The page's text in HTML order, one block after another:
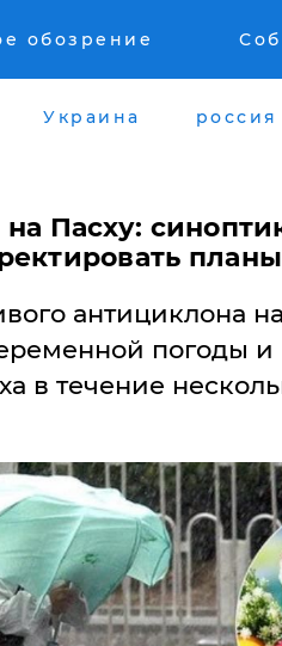
обозрение
Украина россия
Пасху:
планы
антициклона
погоды и
в течение